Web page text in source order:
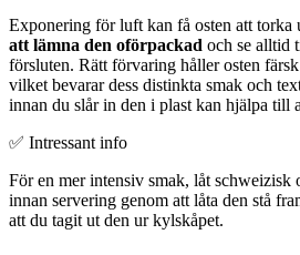
Exponering för luft kan få osten att torka
att lämna den oförpackad och se alltid
försluten. Rätt förvaring håller osten
vilket bevarar dess distinkta smak och
innan du slår in den i plast kan hjälpa till
✅ Intressant info
För en mer intensiv smak, låt schweizisk
innan servering genom att låta den stå
att du tagit ut den ur kylskåpet.